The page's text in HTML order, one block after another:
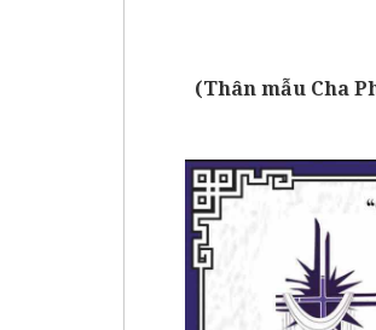
(Thân mẫu Cha